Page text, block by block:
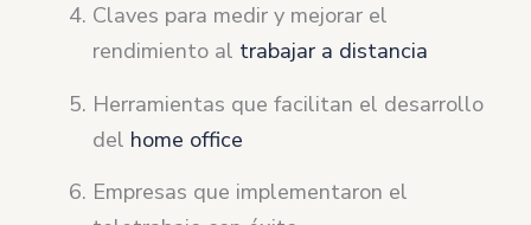
Claves para medir y mejorar el
rendimiento al trabajar a distancia
Herramientas que facilitan el desarrollo
del home office
Empresas que implementaron el